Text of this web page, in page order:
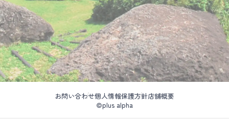
お問い合わせ個人情報保護方針店舗概要
©plus alpha